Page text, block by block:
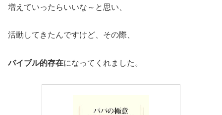
増えていったらいいな～と思い、
活動してきたんですけど、その際、
バイブル的存在になってくれました。